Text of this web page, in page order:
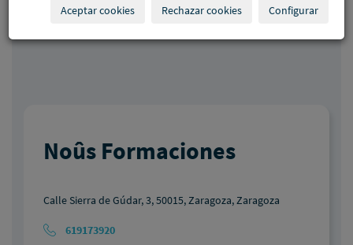
Noûs Formaciones
Calle Sierra de Gúdar, 3, 50015, Zaragoza, Zaragoza
619173920
Aceptar cookies Rechazar cookies Configurar